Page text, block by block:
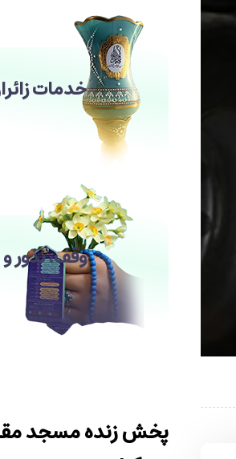
خدمات
وقف، نذور و
پخش زنده مسجد